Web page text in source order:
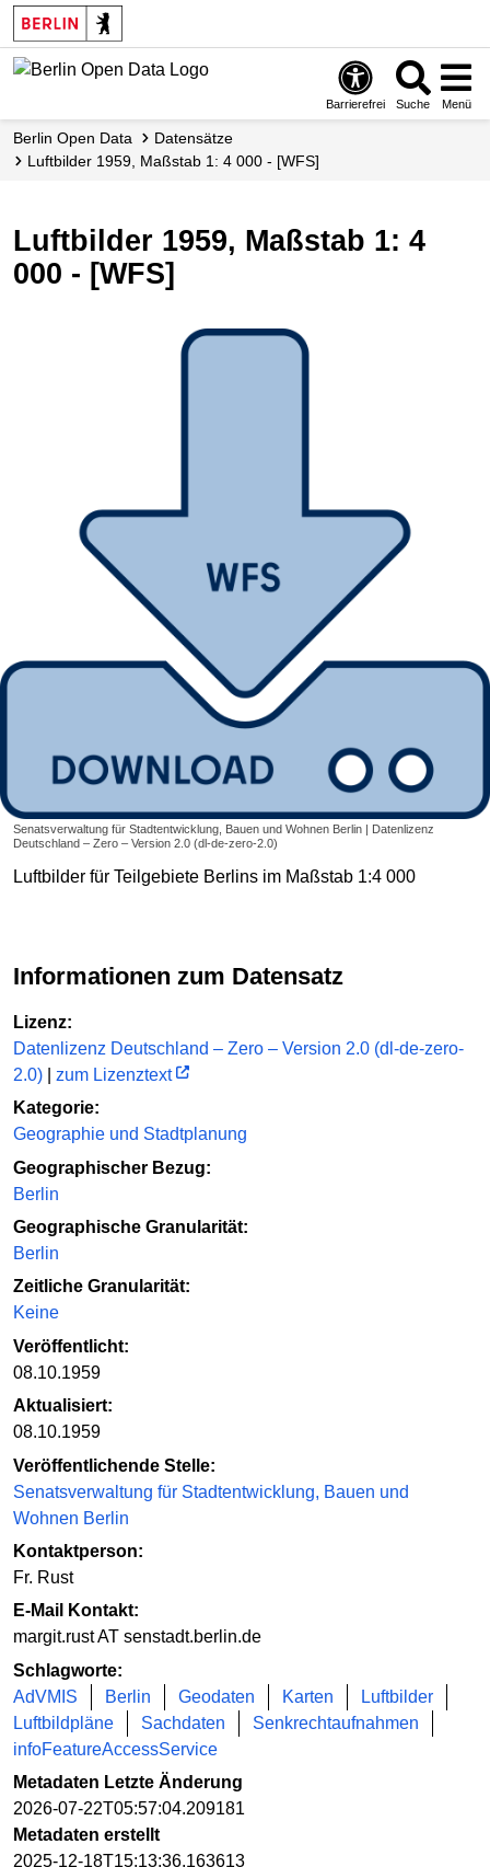
Skip
to
main
Barrierefrei Suche Menü
Berlin Open Data
Datensätze
Luftbilder 1959, Maßstab 1: 4 000 - [WFS]
Luftbilder 1959, Maßstab 1: 4
000 - [WFS]
Senatsverwaltung für Stadtentwicklung, Bauen und Wohnen Berlin | Datenlizenz
Deutschland – Zero – Version 2.0 (dl-de-zero-2.0)
Luftbilder für Teilgebiete Berlins im Maßstab 1:4 000
Informationen zum Datensatz
Lizenz:
Datenlizenz Deutschland – Zero – Version 2.0 (dl-de-zero-
2.0)
zum Lizenztext
Kategorie:
Geographie und Stadtplanung
Geographischer Bezug:
Berlin
Geographische Granularität:
Berlin
Zeitliche Granularität:
Keine
Veröffentlicht:
08.10.1959
Aktualisiert:
08.10.1959
Veröffentlichende Stelle:
Senatsverwaltung für Stadtentwicklung, Bauen und
Wohnen Berlin
Kontaktperson:
Fr. Rust
E-Mail Kontakt:
margit.rust AT senstadt.berlin.de
Schlagworte:
AdVMIS
Berlin Geodaten Karten
Luftbilder
Luftbildpläne
Sachdaten
Senkrechtaufnahmen
infoFeatureAccessService
Metadaten Letzte Änderung
2026-07-22T05:57:04.209181
Metadaten erstellt
2025-12-18T15:13:36.163613